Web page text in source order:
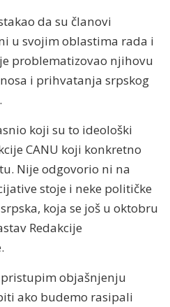
da su članovi
u svojim oblastima rada i
problematizovao njihovu
i prihvatanja srpskog
koji su to ideološki
CANU koji konkretno
Nije odgovorio ni na
stoje i neke političke
koja se još u oktobru
Redakcije
objašnjenju
ako budemo rasipali